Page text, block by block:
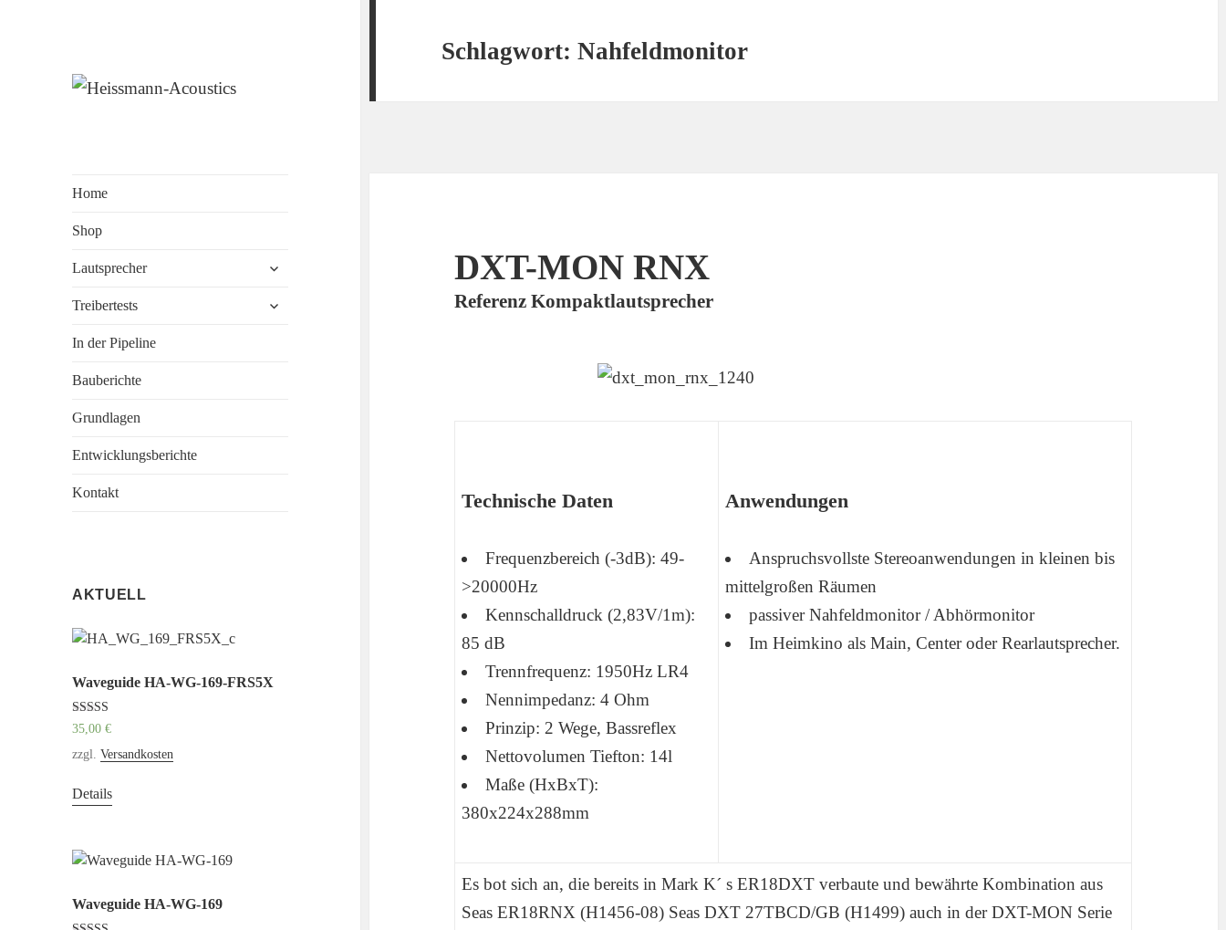
Home
Shop
Lautsprecher
anzeigen
Treibertests
anzeigen
In der Pipeline
Bauberichte
Grundlagen
Entwicklungsberichte
Kontakt
AKTUELL
Waveguide HA-WG-169-FRS5X
Bewertet mit
5.00
von 5
35,00€
zzgl.Versandkosten
Details
Waveguide HA-WG-169
Schlagwort: Nahfeldmonitor
DXT-MON RNX
Referenz Kompaktlautsprecher
Technische Daten
Frequenzbereich (-3dB): 49-
>20000Hz
Kennschalldruck (2,83V/1m):
85 dB
Trennfrequenz: 1950Hz LR4
Nennimpedanz: 4 Ohm
Prinzip: 2 Wege, Bassreflex
Nettovolumen Tiefton: 14l
Maße (HxBxT):
380x224x288mm
Anwendungen
Anspruchsvollste Stereoanwendungen in kleinen bis
mittelgroßen Räumen
passiver Nahfeldmonitor / Abhörmonitor
Im Heimkino als Main, Center oder Rearlautsprecher.
Es bot sich an, die bereits in Mark K´ s ER18DXT verbaute und bewährte Kombination aus
Seas ER18RNX (H1456-08) Seas DXT 27TBCD/GB (H1499) auch in der DXT-MON Serie